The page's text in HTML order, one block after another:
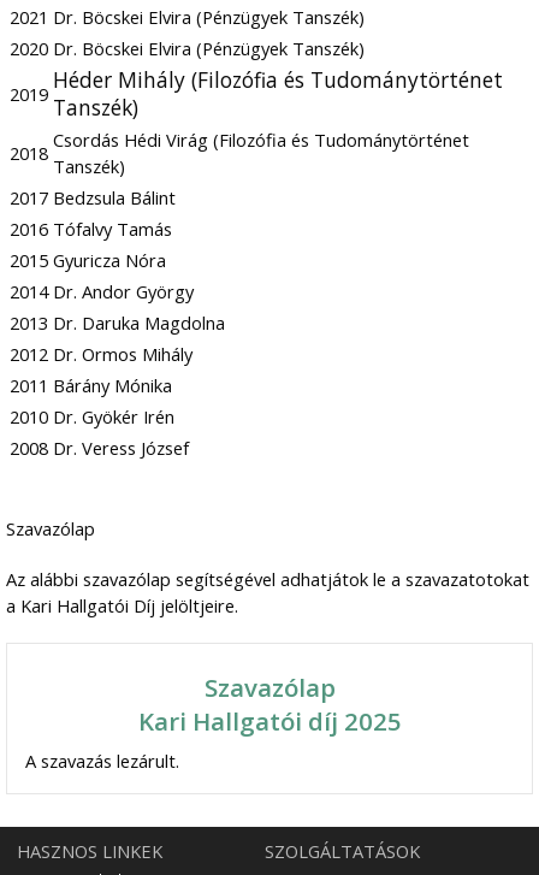
2021 Dr. Böcskei Elvira (Pénzügyek Tanszék)
2020 Dr. Böcskei Elvira (Pénzügyek Tanszék)
2019 Héder Mihály (Filozófia és Tudománytörténet
Tanszék)
2018
Csordás Hédi Virág (Filozófia és Tudománytörténet
Tanszék)
2017 Bedzsula Bálint
2016 Tófalvy Tamás
2015 Gyuricza Nóra
2014 Dr. Andor György
2013 Dr. Daruka Magdolna
2012 Dr. Ormos Mihály
2011 Bárány Mónika
2010 Dr. Gyökér Irén
2008 Dr. Veress József
Szavazólap
Az alábbi szavazólap segítségével adhatjátok le a szavazatotokat
a Kari Hallgatói Díj jelöltjeire.
Szavazólap
Kari Hallgatói díj 2025
A szavazás lezárult.
HASZNOS LINKEK SZOLGÁLTATÁSOK